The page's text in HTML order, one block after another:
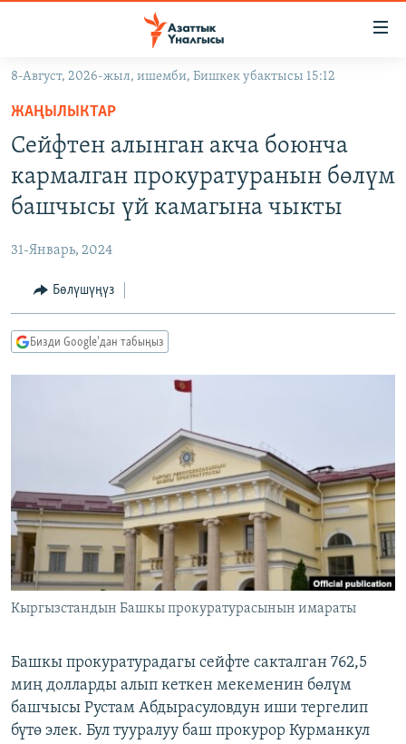
Навигацияга
өтүңүз
Издөөгө
салыңыз
КЫРГЫЗСТАН
КЫРГЫЗСТАН
МАДАНИЯТ
ДҮЙНӨ
УКРАИНА
ТВ ПРОГРАММАЛАР
БҮГҮН АЗАТТЫКТА
ЫҢГАЙСЫЗ СУРООЛОР
ПОДКАСТ
Русский
ЭЕ/АРнун бардык сайттары
8-Август, 2026-жыл, ишемби, Бишкек убактысы 15:12
ЖАҢЫЛЫКТАР
Сейфтен алынган акча боюнча
кармалган прокуратуранын бөлүм
башчысы үй камагына чыкты
31-Январь, 2024
Бөлүшүңүз
Бизди Google'дан табыңыз
Кыргызстандын Башкы прокуратурасынын имараты
Башкы прокуратурадагы сейфте сакталган 762,5
миң долларды алып кеткен мекеменин бөлүм
башчысы Рустам Абдырасуловдун иши тергелип
бүтө элек. Бул тууралуу баш прокурор Курманкул